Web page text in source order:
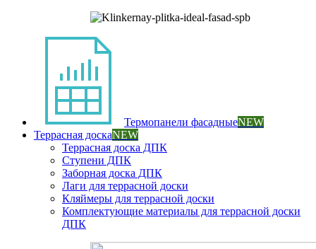
Термопанели фасадныеNEW
Террасная доскаNEW
Террасная доска ДПК
Ступени ДПК
Заборная доска ДПК
Лаги для террасной доски
Кляймеры для террасной доски
Комплектующие материалы для террасной доски
ДПК